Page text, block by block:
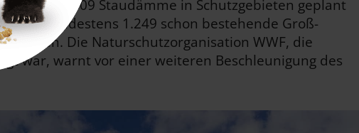
weltweit 509 Staudämme in Schutzgebieten geplant
es mindestens 1.249 schon bestehende Groß-
Die Naturschutzorganisation WWF, die
war, warnt vor einer weiteren Beschleunigung des